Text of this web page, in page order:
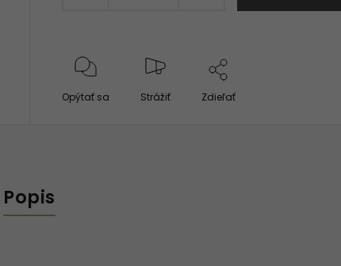
Opýtať sa Strážiť Zdieľať
Popis